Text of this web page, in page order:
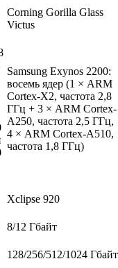
Corning Gorilla Glass
Victus
Samsung Exynos 2200:
восемь ядер (1 × ARM
Cortex-X2, частота 2,8
ГГц + 3 × ARM Cortex-
A250, частота 2,5 ГГц,
4 × ARM Cortex-A510,
частота 1,8 ГГц)
Xclipse 920
8/12 Гбайт
128/256/512/1024 Гбайт